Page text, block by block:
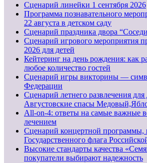
Cценарий линейки 1 сентября 2026
Программа познавательного
22 августа в детском саду
Сценарий праздника двора
Сценарий игрового мероприятия
2026 для детей
Кейтеринг на день рождения: как
любое количество гостей
Сценарий игры викторины —
Федерации
Сценарий летнего развлечения
Августовские спасы
All-on-4: ответы на самые важные
лечением
Сценарий концертной
Государственного флага
Высокие стандарты качества
покупатели выбирают надежность